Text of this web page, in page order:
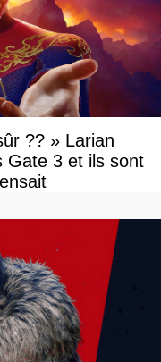
?? » Larian
Gate 3 et ils sont